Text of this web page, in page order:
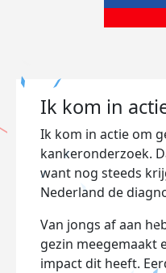
Ik kom in
Ik kom in actie om
kankeronderzoek.
want nog steeds
Nederland de
Van jongs af aan
gezin meegemaakt
impact dit heeft.